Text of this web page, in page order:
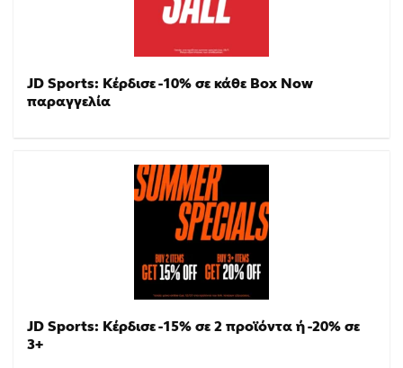
JD Sports: Κέρδισε -10% σε κάθε Box Now
παραγγελία
JD Sports: Κέρδισε -15% σε 2 προϊόντα ή -20% σε
3+